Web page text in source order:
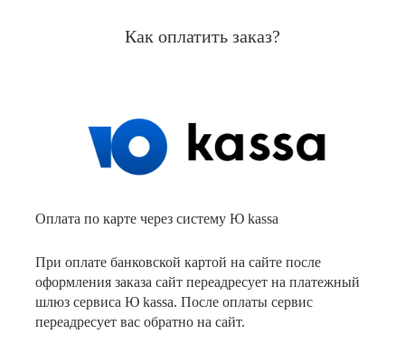
Как оплатить заказ?
Оплата по карте через систему Ю kassa
При оплате банковской картой на сайте после
оформления заказа сайт переадресует на платежный
шлюз сервиса Ю kassa. После оплаты сервис
переадресует вас обратно на сайт.